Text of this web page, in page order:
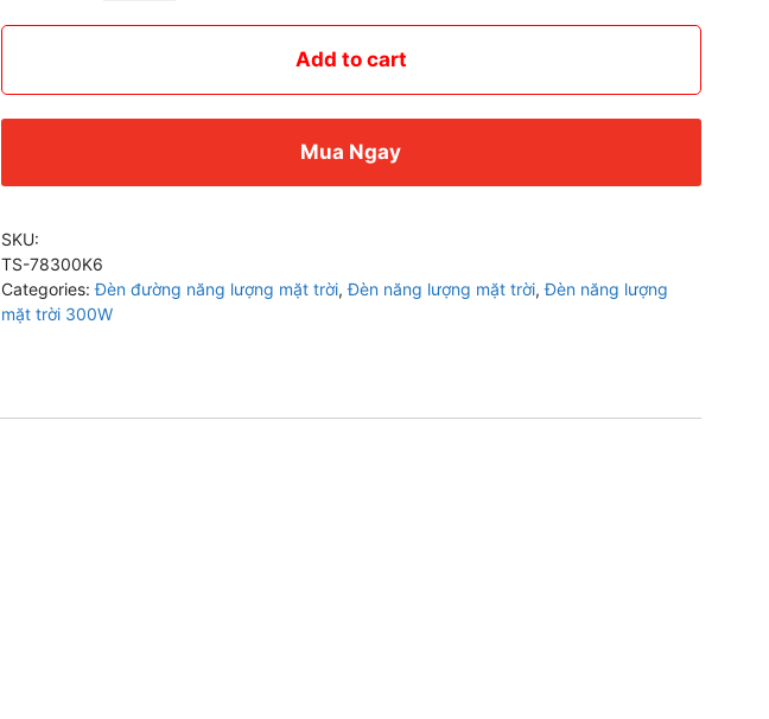
Add to cart
Mua Ngay
SKU:
TS-78300K6
Categories:Đèn đường năng lượng mặt trời,Đèn năng lượng mặt trời,Đèn năng lượng
mặt trời 300W